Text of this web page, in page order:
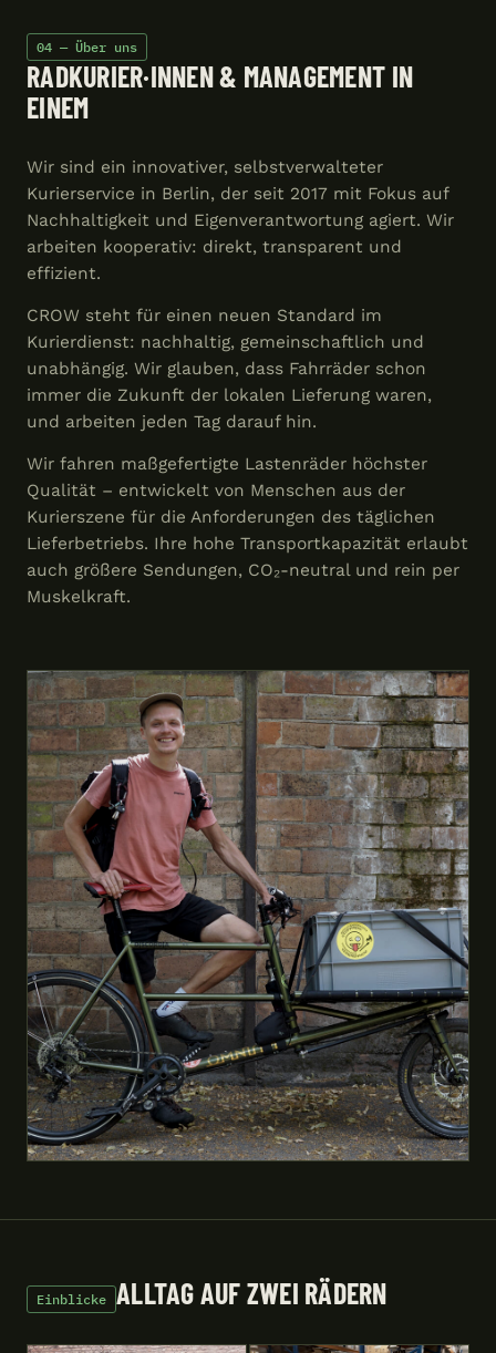
04 — Über uns
RADKURIER·INNEN & MANAGEMENT IN
EINEM
Wir sind ein innovativer, selbstverwalteter
Kurierservice in Berlin, der seit 2017 mit Fokus auf
Nachhaltigkeit und Eigenverantwortung agiert. Wir
arbeiten kooperativ: direkt, transparent und
effizient.
CROW steht für einen neuen Standard im
Kurierdienst: nachhaltig, gemeinschaftlich und
unabhängig. Wir glauben, dass Fahrräder schon
immer die Zukunft der lokalen Lieferung waren,
und arbeiten jeden Tag darauf hin.
Wir fahren maßgefertigte Lastenräder höchster
Qualität – entwickelt von Menschen aus der
Kurierszene für die Anforderungen des täglichen
Lieferbetriebs. Ihre hohe Transportkapazität erlaubt
auch größere Sendungen, CO₂-neutral und rein per
Muskelkraft.
Einblicke ALLTAG AUF ZWEI RÄDERN